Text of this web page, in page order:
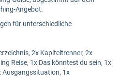
Angebot.
für unterschiedliche
2x Kapiteltrenner, 2x
Reise, 1x Das könntest du sein, 1x
Ausgangssituation, 1x